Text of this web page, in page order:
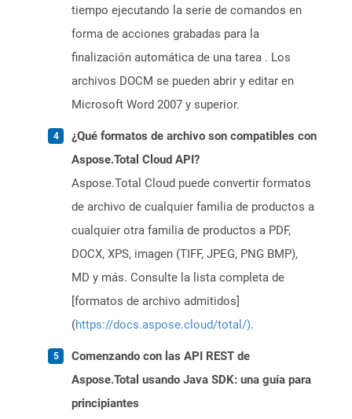
tiempo ejecutando la serie de comandos en
forma de acciones grabadas para la
finalización automática de una tarea . Los
archivos DOCM se pueden abrir y editar en
Microsoft Word 2007 y superior.
¿Qué formatos de archivo son compatibles con
Aspose.Total Cloud API?
Aspose.Total Cloud puede convertir formatos
de archivo de cualquier familia de productos a
cualquier otra familia de productos a PDF,
DOCX, XPS, imagen (TIFF, JPEG, PNG BMP),
MD y más. Consulte la lista completa de
[formatos de archivo admitidos]
(https://docs.aspose.cloud/total/).
Comenzando con las API REST de
Aspose.Total usando Java SDK: una guía para
principiantes